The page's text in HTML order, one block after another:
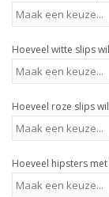
Hoeveel witte slips
Hoeveel roze slips
Hoeveel hipsters